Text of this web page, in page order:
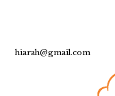
hiarah@gmail.com